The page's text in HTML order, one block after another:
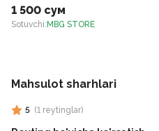
1 500 сум
Sotuvchi: MBG STORE
Mahsulot sharhlari
5 (1 reytinglar)